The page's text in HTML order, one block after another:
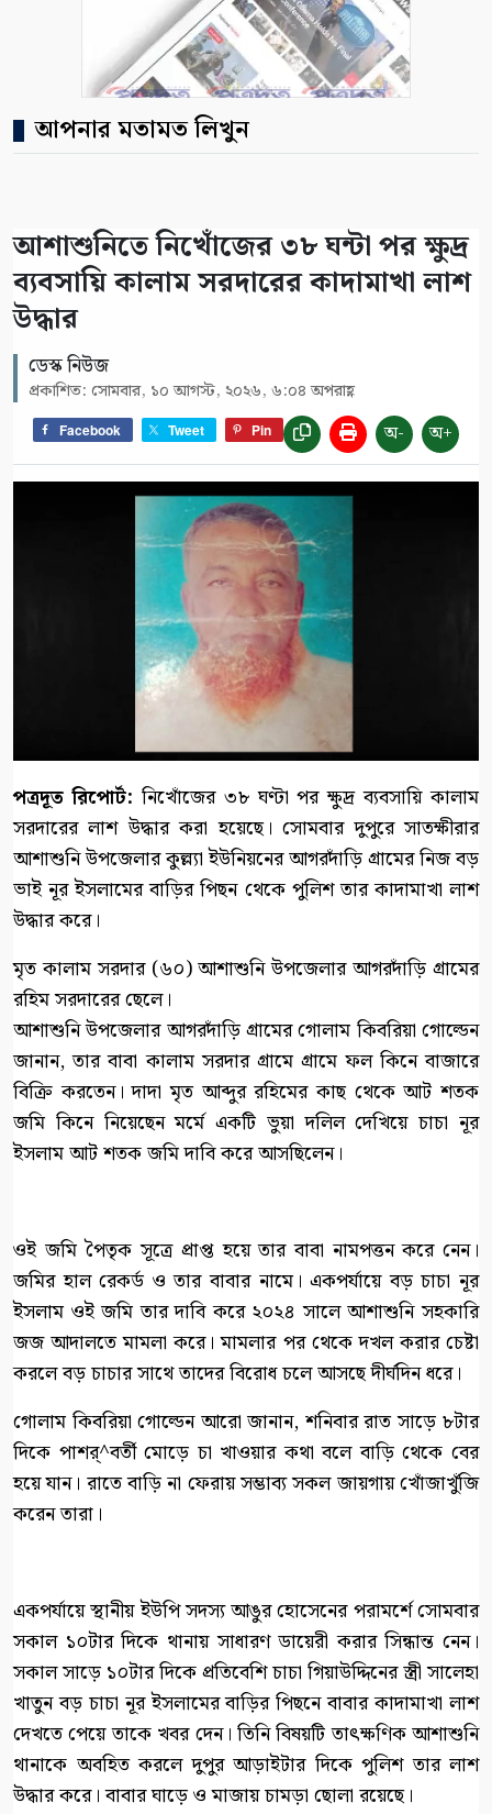
আপনার মতামত লিখুন
আশাশুনিতে নিখোঁজের ৩৮ ঘন্টা পর ক্ষুদ্র
ব্যবসায়ি কালাম সরদারের কাদামাখা লাশ
উদ্ধার
ডেস্ক নিউজ
প্রকাশিত: সোমবার, ১০ আগস্ট, ২০২৬, ৬:০৪ অপরাহ্ণ
Facebook Tweet Pin অ- অ+
পত্রদূত রিপোর্ট: নিখোঁজের ৩৮ ঘণ্টা পর ক্ষুদ্র ব্যবসায়ি কালাম
সরদারের লাশ উদ্ধার করা হয়েছে। সোমবার দুপুরে সাতক্ষীরার
আশাশুনি উপজেলার কুল্ল্যা ইউনিয়নের আগরদাঁড়ি গ্রামের নিজ বড়
ভাই নূর ইসলামের বাড়ির পিছন থেকে পুলিশ তার কাদামাখা লাশ
উদ্ধার করে।
মৃত কালাম সরদার (৬০) আশাশুনি উপজেলার আগরদাঁড়ি গ্রামের
রহিম সরদারের ছেলে।
আশাশুনি উপজেলার আগরদাঁড়ি গ্রামের গোলাম কিবরিয়া গোল্ডেন
জানান, তার বাবা কালাম সরদার গ্রামে গ্রামে ফল কিনে বাজারে
বিক্রি করতেন। দাদা মৃত আব্দুর রহিমের কাছ থেকে আট শতক
জমি কিনে নিয়েছেন মর্মে একটি ভুয়া দলিল দেখিয়ে চাচা নূর
ইসলাম আট শতক জমি দাবি করে আসছিলেন।
ওই জমি পৈতৃক সূত্রে প্রাপ্ত হয়ে তার বাবা নামপত্তন করে নেন।
জমির হাল রেকর্ড ও তার বাবার নামে। একপর্যায়ে বড় চাচা নূর
ইসলাম ওই জমি তার দাবি করে ২০২৪ সালে আশাশুনি সহকারি
জজ আদালতে মামলা করে। মামলার পর থেকে দখল করার চেষ্টা
করলে বড় চাচার সাথে তাদের বিরোধ চলে আসছে দীর্ঘদিন ধরে।
গোলাম কিবরিয়া গোল্ডেন আরো জানান, শনিবার রাত সাড়ে ৮টার
দিকে পাশর্^বর্তী মোড়ে চা খাওয়ার কথা বলে বাড়ি থেকে বের
হয়ে যান। রাতে বাড়ি না ফেরায় সম্ভাব্য সকল জায়গায় খোঁজাখুঁজি
করেন তারা।
একপর্যায়ে স্থানীয় ইউপি সদস্য আঙুর হোসেনের পরামর্শে সোমবার
সকাল ১০টার দিকে থানায় সাধারণ ডায়েরী করার সিন্ধান্ত নেন।
সকাল সাড়ে ১০টার দিকে প্রতিবেশি চাচা গিয়াউদ্দিনের স্ত্রী সালেহা
খাতুন বড় চাচা নূর ইসলামের বাড়ির পিছনে বাবার কাদামাখা লাশ
দেখতে পেয়ে তাকে খবর দেন। তিনি বিষয়টি তাৎক্ষণিক আশাশুনি
থানাকে অবহিত করলে দুপুর আড়াইটার দিকে পুলিশ তার লাশ
উদ্ধার করে। বাবার ঘাড়ে ও মাজায় চামড়া ছোলা রয়েছে।